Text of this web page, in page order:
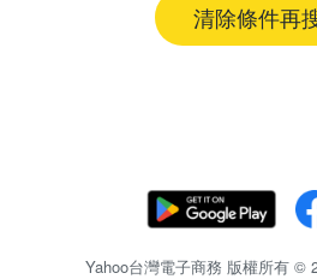
清除條件再
Yahoo台灣電子商務 版權所有 ©